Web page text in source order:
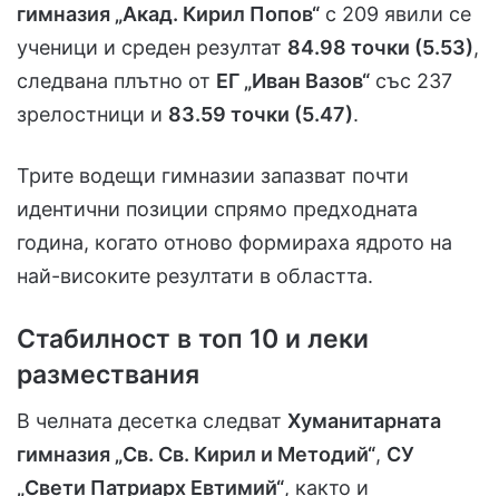
гимназия „Акад. Кирил Попов“ с 209 явили се
ученици и среден резултат 84.98 точки (5.53),
следвана плътно от ЕГ „Иван Вазов“ със 237
зрелостници и 83.59 точки (5.47).
Трите водещи гимназии запазват почти
идентични позиции спрямо предходната
година, когато отново формираха ядрото на
най-високите резултати в областта.
Стабилност в топ 10 и леки
размествания
В челната десетка следват Хуманитарната
гимназия „Св. Св. Кирил и Методий“, СУ
„Свети Патриарх Евтимий“, както и